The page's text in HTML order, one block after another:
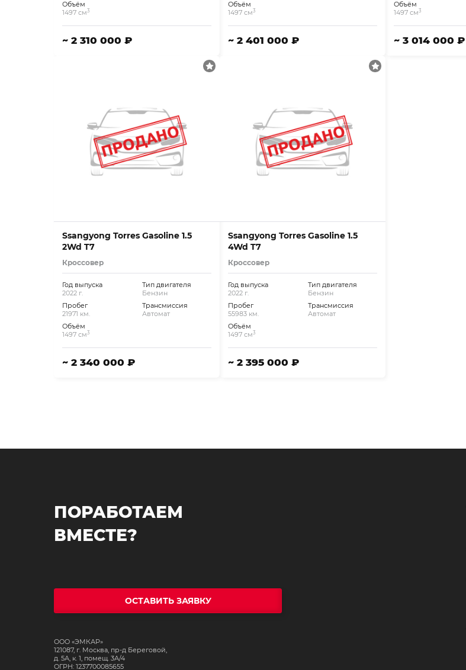
Объём
1497 см3
~ 2 310 000 ₽
Объём
1497 см3
~ 2 401 000 ₽
Объём
1497 см3
~ 3 014 000 ₽
Ssangyong Torres Gasoline 1.5
2Wd T7
Кроссовер
Год выпуска
2022 г.
Пробег
21971 км.
Объём
1497 см3
Тип двигателя
Бензин
Трансмиссия
Автомат
~ 2 340 000 ₽
Ssangyong Torres Gasoline 1.5
4Wd T7
Кроссовер
Год выпуска
2022 г.
Пробег
55983 км.
Объём
1497 см3
Тип двигателя
Бензин
Трансмиссия
Автомат
~ 2 395 000 ₽
ПОРАБОТАЕМ
ВМЕСТЕ?
ОСТАВИТЬ ЗАЯВКУ
ООО «ЭМКАР»
121087, г. Москва, пр-д Береговой,
д. 5А, к. 1, помещ. 3А/4
ОГРН: 1237700085655